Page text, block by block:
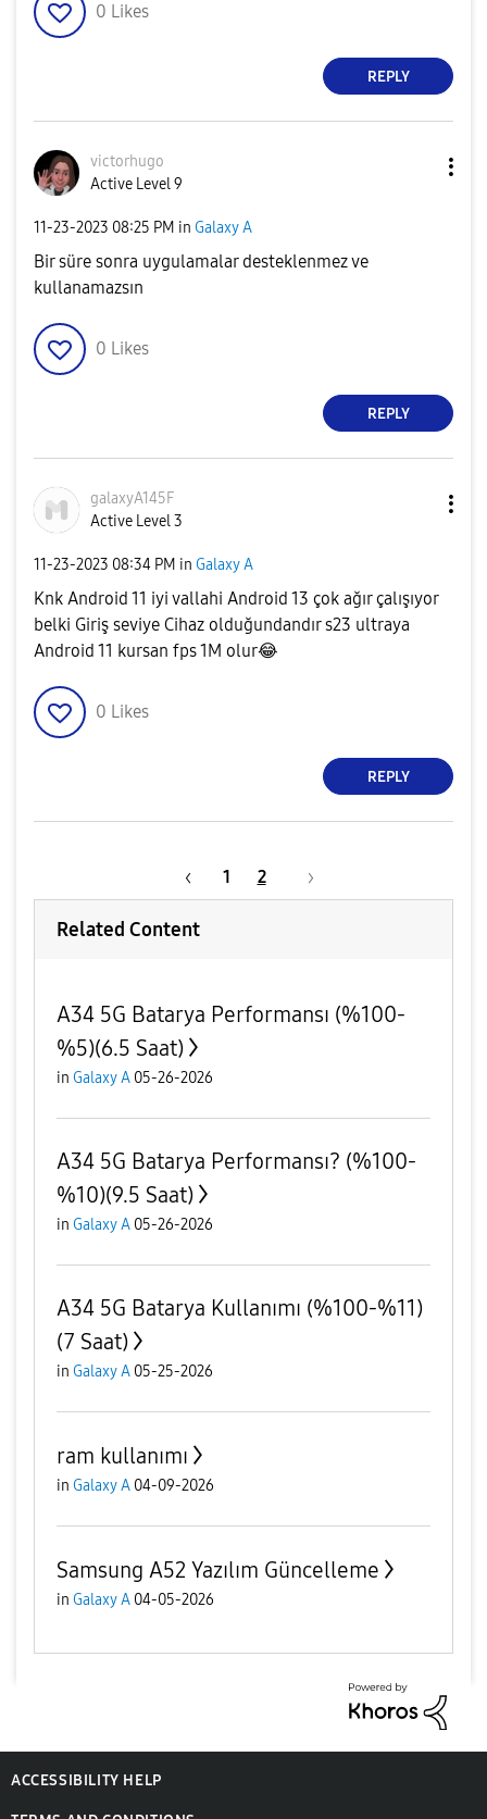
0 Likes
REPLY
victorhugo
Active Level 9
‎11-23-2023 08:25 PM in Galaxy A
Bir süre sonra uygulamalar desteklenmez ve
kullanamazsın
0 Likes
REPLY
galaxyA145F
Active Level 3
‎11-23-2023 08:34 PM in Galaxy A
Knk Android 11 iyi vallahi Android 13 çok ağır çalışıyor
belki Giriş seviye Cihaz olduğundandır s23 ultraya
Android 11 kursan fps 1M olur😂
0 Likes
REPLY
1 2
Related Content
A34 5G Batarya Performansı (%100-
%5)(6.5 Saat)
in Galaxy A 05-26-2026
A34 5G Batarya Performansı? (%100-
%10)(9.5 Saat)
in Galaxy A 05-26-2026
A34 5G Batarya Kullanımı (%100-%11)
(7 Saat)
in Galaxy A 05-25-2026
ram kullanımı
in Galaxy A 04-09-2026
Samsung A52 Yazılım Güncelleme
in Galaxy A 04-05-2026
ACCESSIBILITY HELP